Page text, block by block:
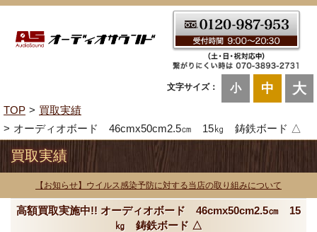
文字サイズ： 小 中 大
TOP
買取実績
オーディオボード 46cmx50cm2.5㎝ 15㎏ 鋳鉄ボード △
買取実績
【お知らせ】ウイルス感染予防に対する当店の取り組みについて
高額買取実施中!! オーディオボード 46cmx50cm2.5㎝ 15
㎏ 鋳鉄ボード △